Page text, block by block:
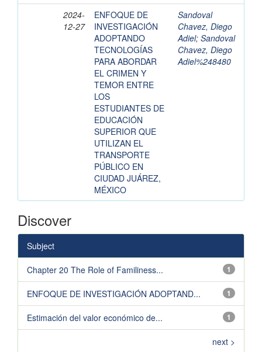
2024-
12-27
ENFOQUE DE
INVESTIGACIÓN
ADOPTANDO
TECNOLOGÍAS
PARA ABORDAR
EL CRIMEN Y
TEMOR ENTRE
LOS
ESTUDIANTES DE
EDUCACIÓN
SUPERIOR QUE
UTILIZAN EL
TRANSPORTE
PÚBLICO EN
CIUDAD JUÁREZ,
MÉXICO
Sandoval
Chavez, Diego
Adiel; Sandoval
Chavez, Diego
Adiel%248480
Discover
Subject
1
Chapter 20 The Role of Familiness...
1
ENFOQUE DE INVESTIGACIÓN ADOPTAND...
1
Estimación del valor económico de...
next >